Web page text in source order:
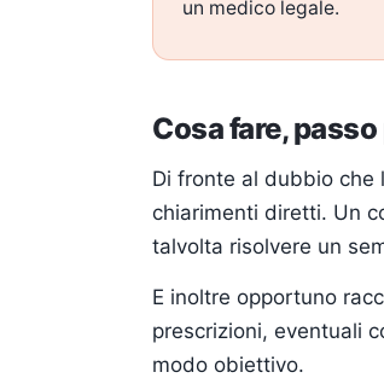
un medico legale.
Cosa fare,
Di fronte al dubbio che
chiarimenti diretti. Un
talvolta risolvere un
E inoltre opportuno
prescrizioni, eventuali
modo obiettivo.